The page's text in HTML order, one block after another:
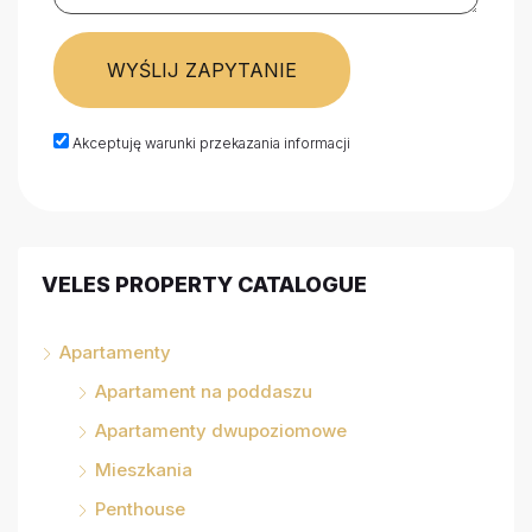
WYŚLIJ ZAPYTANIE
Akceptuję warunki przekazania informacji
VELES PROPERTY CATALOGUE
Apartamenty
Apartament na poddaszu
Apartamenty dwupoziomowe
Mieszkania
Penthouse